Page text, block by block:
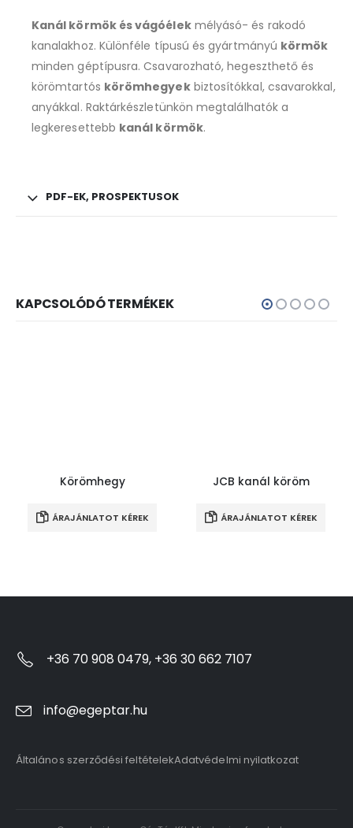
Kanál körmök és vágóélekmélyásó- és rakodó
kanalakhoz. Különféle típusú és gyártmányú körmök
minden géptípusra. Csavarozható, hegeszthető és
körömtartós körömhegyekbiztosítókkal, csavarokkal,
anyákkal. Raktárkészletünkön megtalálhatók a
legkeresettebb kanál körmök.
PDF-EK, PROSPEKTUSOK
KAPCSOLÓDÓ TERMÉKEK
Körömhegy
ÁRAJÁNLATOT KÉREK
JCB kanál köröm
ÁRAJÁNLATOT KÉREK
+36 70 908 0479, +36 30 662 7107
info@egeptar.hu
Általános szerződési feltételekAdatvédelmi nyilatkozat